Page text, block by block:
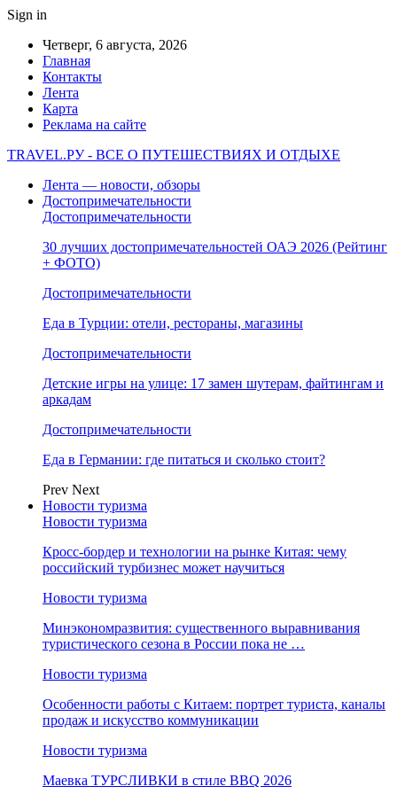
Sign in
Четверг, 6 августа, 2026
Главная
Контакты
Лента
Карта
Реклама на сайте
TRAVEL.РУ - ВСЕ О ПУТЕШЕСТВИЯХ И ОТДЫХЕ
Лента — новости, обзоры
Достопримечательности
Достопримечательности
30 лучших достопримечательностей ОАЭ 2026 (Рейтинг
+ ФОТО)
Достопримечательности
Еда в Турции: отели, рестораны, магазины
Достопримечательности
Детские игры на улице: 17 замен шутерам, файтингам и
аркадам
Достопримечательности
Еда в Германии: где питаться и сколько стоит?
Prev Next
Новости туризма
Новости туризма
Кросс-бордер и технологии на рынке Китая: чему
российский турбизнес может научиться
Новости туризма
Минэкономразвития: существенного выравнивания
туристического сезона в России пока не …
Новости туризма
Особенности работы с Китаем: портрет туриста, каналы
продаж и искусство коммуникации
Новости туризма
Маевка ТУРСЛИВКИ в стиле BBQ 2026